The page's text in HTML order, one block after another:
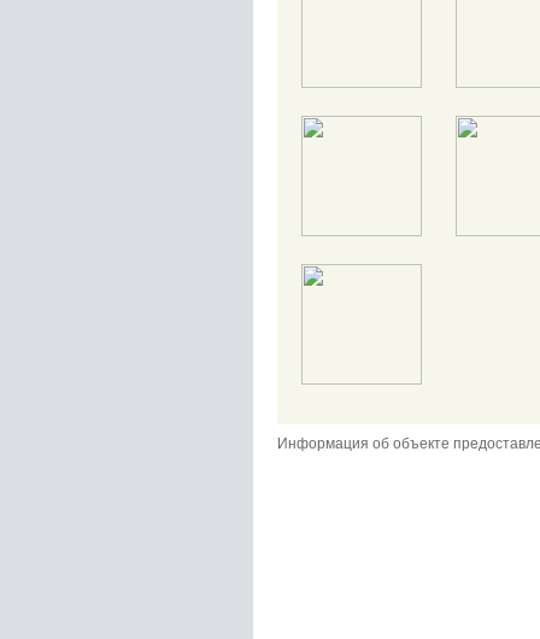
Информация об объекте